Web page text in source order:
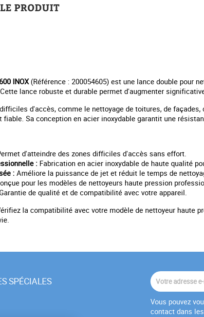
PRODUIT
INOX(Référence : 200054605) est une lance double pour
lance robuste et durable permet d'augmenter
d'accès, comme le nettoyage de toitures, de façades,
Sa conception en acier inoxydable garantit une
d'atteindre des zones difficiles d'accès sans effort.
: Fabrication en acier inoxydable de haute qualité
:Améliore la puissance de jet et réduit le temps de
pour les modèles de nettoyeurs haute pression
de qualité et de compatibilité avec votre appareil.
la compatibilité avec votre modèle de nettoyeur haute
SPÉCIALES
Vous pouvez
contact dans